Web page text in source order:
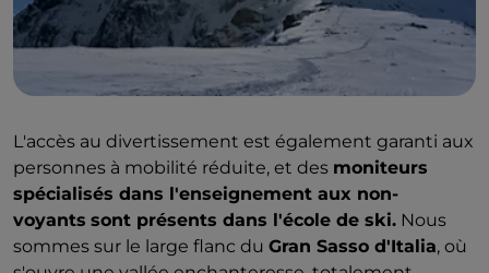
L'accès au divertissement est également garanti aux
personnes à mobilité réduite, et des moniteurs
spécialisés dans l'enseignement aux non-
voyants sont présents dans l'école de ski. Nous
sommes sur le large flanc du Gran Sasso d'Italia, où